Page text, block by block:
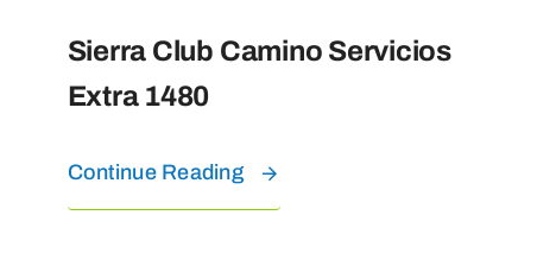
Sierra Club Camino Servicios
Extra 1480
Continue Reading